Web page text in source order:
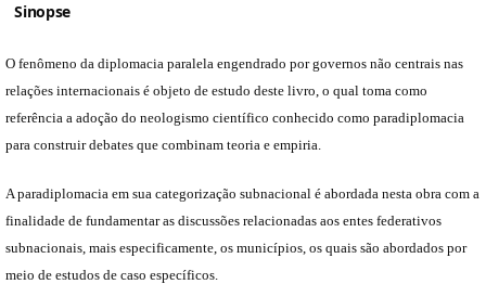
Sinopse
O fenômeno da diplomacia paralela engendrado por governos não centrais nas
relações internacionais é objeto de estudo deste livro, o qual toma como
referência a adoção do neologismo científico conhecido como paradiplomacia
para construir debates que combinam teoria e empiria.
A paradiplomacia em sua categorização subnacional é abordada nesta obra com a
finalidade de fundamentar as discussões relacionadas aos entes federativos
subnacionais, mais especificamente, os municípios, os quais são abordados por
meio de estudos de caso específicos.